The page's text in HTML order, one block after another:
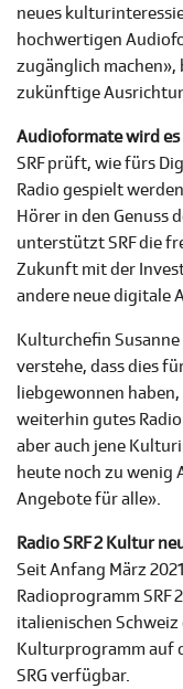
neues
hochwertigen
zugänglich machen»,
zukünftige
Audioformate wird
SRF prüft, wie fürs
Radio gespielt
Hörer in den Genuss
unterstützt SRF die
Zukunft mit der
andere neue digitale
Kulturchefin Susanne
verstehe, dass dies
liebgewonnen
weiterhin gutes
aber auch jene
heute noch zu wenig
Angebote für alle».
Radio SRF 2 Kultur
Seit Anfang März
Radioprogramm SRF
italienischen
Kulturprogramm auf
SRG verfügbar.